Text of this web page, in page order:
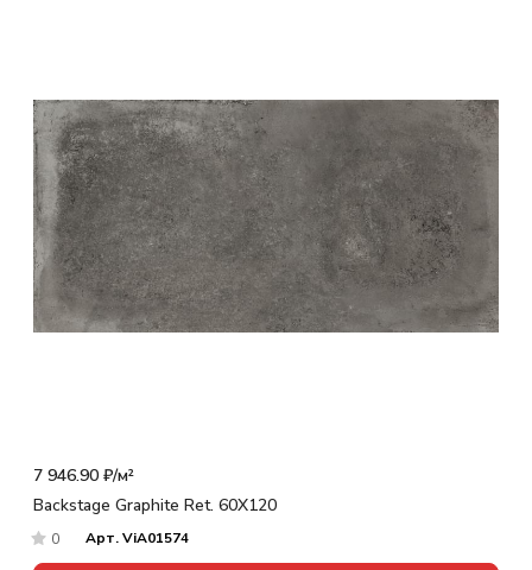
7 946.90 ₽/м²
Backstage Graphite Ret. 60X120
0 Арт.ViA01574